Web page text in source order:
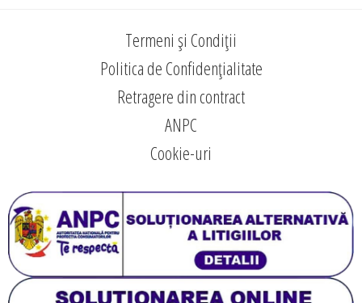
Termeni și Condiții
Politica de Confidențialitate
Retragere din contract
ANPC
Cookie-uri